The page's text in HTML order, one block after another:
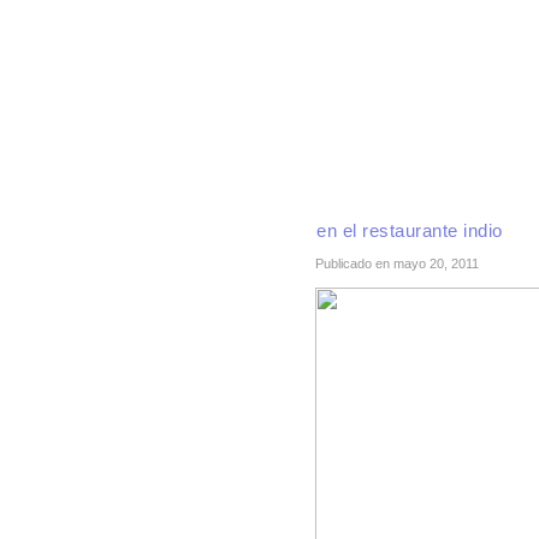
en el restaurante indio
Publicado en mayo 20, 2011